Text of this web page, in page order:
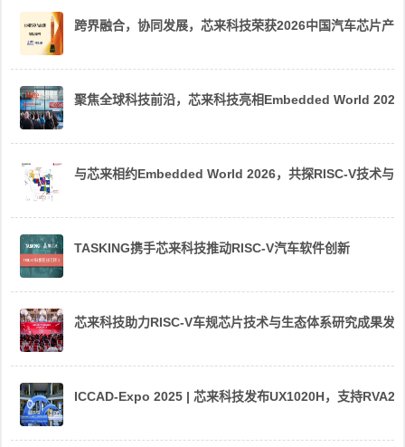
跨界融合，协同发展，芯来科技荣获2026中国汽车芯片产
聚焦全球科技前沿，芯来科技亮相Embedded World 2026
与芯来相约Embedded World 2026，共探RISC-V技术与
TASKING携手芯来科技推动RISC-V汽车软件创新
芯来科技助力RISC-V车规芯片技术与生态体系研究成果发
ICCAD-Expo 2025 | 芯来科技发布UX1020H，支持